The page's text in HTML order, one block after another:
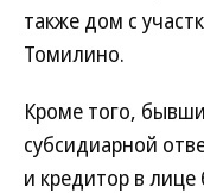
также дом с
Томилино.
Кроме того,
субсидиарной
и кредитор в лице